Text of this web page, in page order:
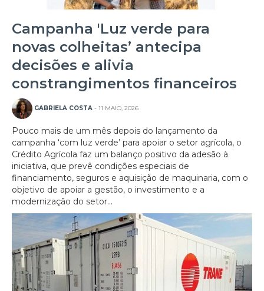
Campanha 'Luz verde para
novas colheitas’ antecipa
decisões e alivia
constrangimentos financeiros
GABRIELA COSTA - 11 MAIO, 2026
Pouco mais de um mês depois do lançamento da
campanha ‘com luz verde’ para apoiar o setor agrícola, o
Crédito Agrícola faz um balanço positivo da adesão à
iniciativa, que prevê condições especiais de
financiamento, seguros e aquisição de maquinaria, com o
objetivo de apoiar a gestão, o investimento e a
modernização do setor...